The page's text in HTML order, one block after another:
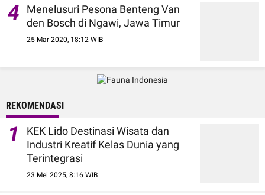
4
Menelusuri Pesona Benteng Van
den Bosch di Ngawi, Jawa Timur
25 Mar 2020, 18:12 WIB
REKOMENDASI
1
KEK Lido Destinasi Wisata dan
Industri Kreatif Kelas Dunia yang
Terintegrasi
23 Mei 2025, 8:16 WIB